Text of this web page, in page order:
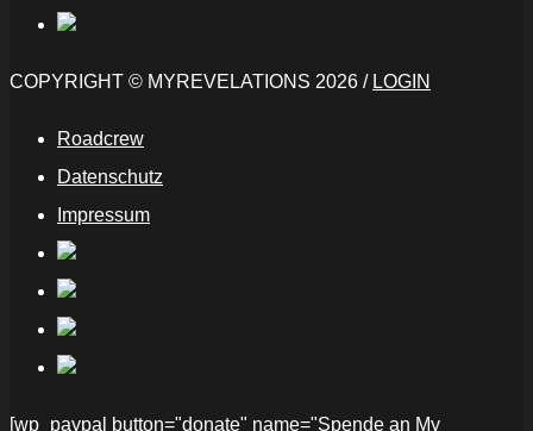
COPYRIGHT © MYREVELATIONS 2026 / LOGIN
Roadcrew
Datenschutz
Impressum
[wp_paypal button="donate" name="Spende an My